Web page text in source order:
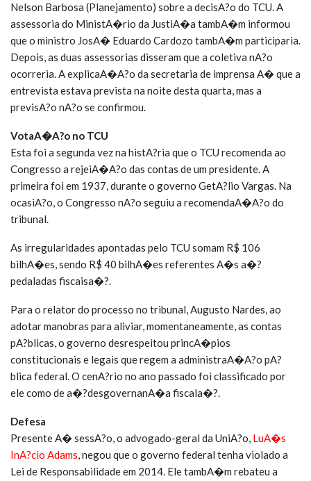
Nelson Barbosa (Planejamento) sobre a decisA?o do TCU. A
assessoria do MinistA�rio da JustiA�a tambA�m informou
que o ministro JosA� Eduardo Cardozo tambA�m participaria.
Depois, as duas assessorias disseram que a coletiva nA?o
ocorreria. A explicaA�A?o da secretaria de imprensa A� que a
entrevista estava prevista na noite desta quarta, mas a
previsA?o nA?o se confirmou.
VotaA�A?o no TCU
Esta foi a segunda vez na histA?ria que o TCU recomenda ao
Congresso a rejeiA�A?o das contas de um presidente. A
primeira foi em 1937, durante o governo GetA?lio Vargas. Na
ocasiA?o, o Congresso nA?o seguiu a recomendaA�A?o do
tribunal.
As irregularidades apontadas pelo TCU somam R$ 106
bilhA�es, sendo R$ 40 bilhA�es referentes A�s a�?
pedaladas fiscaisa�?.
Para o relator do processo no tribunal, Augusto Nardes, ao
adotar manobras para aliviar, momentaneamente, as contas
pA?blicas, o governo desrespeitou princA�pios
constitucionais e legais que regem a administraA�A?o pA?
blica federal. O cenA?rio no ano passado foi classificado por
ele como de a�?desgovernanA�a fiscala�?.
Defesa
Presente A� sessA?o, o advogado-geral da UniA?o, LuA�s
InA?cio Adams, negou que o governo federal tenha violado a
Lei de Responsabilidade em 2014. Ele tambA�m rebateu a